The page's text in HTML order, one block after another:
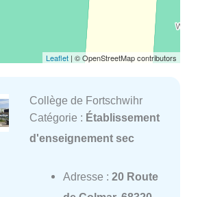
Leaflet | © OpenStreetMap contributors
Collège de Fortschwihr
Catégorie : Établissement
d'enseignement sec
Adresse : 20 Route